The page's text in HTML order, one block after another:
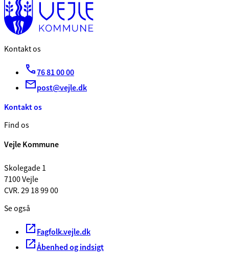
Kontakt os
76 81 00 00
post@vejle.dk
Kontakt os
Find os
Vejle Kommune
Skolegade 1
7100 Vejle
CVR. 29 18 99 00
Se også
Fagfolk.vejle.dk
Åbenhed og indsigt